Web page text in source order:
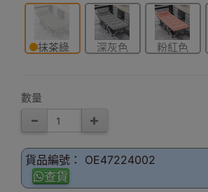
抹茶綠 深灰色 粉紅色
數量
貨品編號： OE47224002
查貨